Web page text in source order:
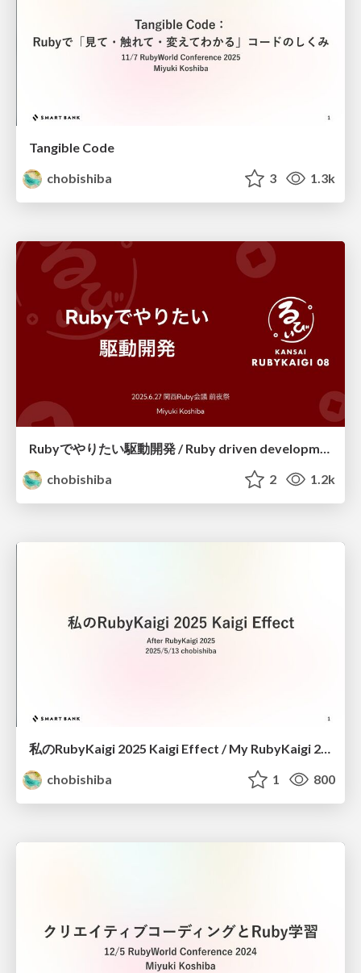
Tangible Code
chobishiba
3 1.3k
Rubyでやりたい駆動開発 / Ruby driven development
chobishiba
2 1.2k
私のRubyKaigi 2025 Kaigi Effect / My RubyKaigi 2025 Kaigi Effect
chobishiba
1 800